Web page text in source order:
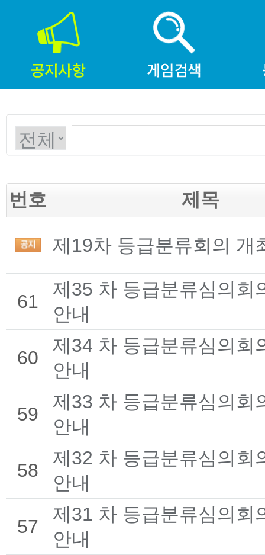
번호 제목
제19차 등급분류회의 개
61
제35 차 등급분류심의회
안내
60
제34 차 등급분류심의회
안내
59
제33 차 등급분류심의회
안내
58
제32 차 등급분류심의회
안내
57
제31 차 등급분류심의회
안내